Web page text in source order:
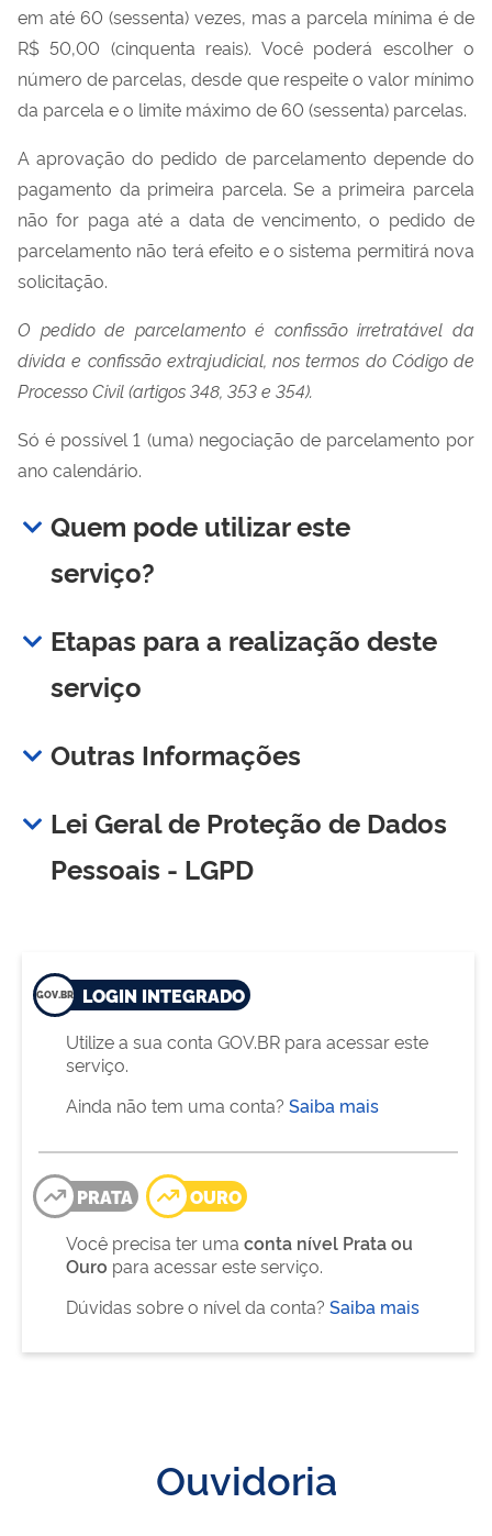
em até 60 (sessenta) vezes, mas a parcela mínima é de
R$ 50,00 (cinquenta reais). Você poderá escolher o
número de parcelas, desde que respeite o valor mínimo
da parcela e o limite máximo de 60 (sessenta) parcelas.
A aprovação do pedido de parcelamento depende do
pagamento da primeira parcela. Se a primeira parcela
não for paga até a data de vencimento, o pedido de
parcelamento não terá efeito e o sistema permitirá nova
solicitação.
O pedido de parcelamento é confissão irretratável da
dívida e confissão extrajudicial, nos termos do Código de
Processo Civil (artigos 348, 353 e 354).
Só é possível 1 (uma) negociação de parcelamento por
ano calendário.
Quem pode utilizar este
serviço?
Etapas para a realização deste
serviço
Outras Informações
Lei Geral de Proteção de Dados
Pessoais - LGPD
LOGIN INTEGRADO
Utilize a sua conta GOV.BR para acessar este
serviço.
Ainda não tem uma conta? Saiba mais
PRATA
OURO
Você precisa ter uma conta nível Prata ou
Ouro para acessar este serviço.
Dúvidas sobre o nível da conta? Saiba mais
Ouvidoria